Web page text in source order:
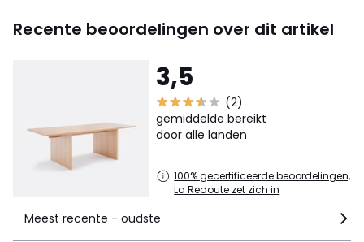
Recente beoordelingen over dit artikel
3,5
(2)
gemiddelde bereikt
door alle landen
100% gecertificeerde beoordelingen,
La Redoute zet zich in
Meest recente - oudste